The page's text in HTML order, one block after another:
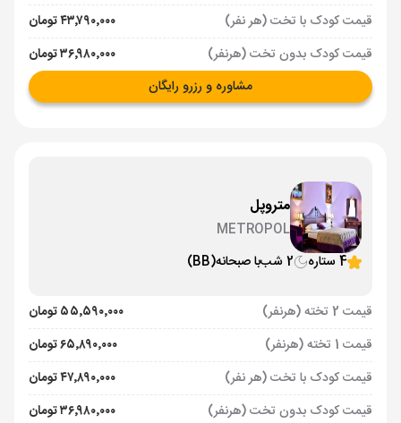
قیمت کودک با تخت (هر نفر)
۴۳٬۷۹۰٬۰۰۰ تومان
قیمت کودک بدون تخت (هرنفر)
۳۶٬۹۸۰٬۰۰۰ تومان
مشاوره و رزرو رایگان
متروپل
METROPOL
4 ستاره
2 شب با صبحانه(BB)
قیمت 2 تخته (هرنفر)
۵۵٬۵۹۰٬۰۰۰ تومان
قیمت 1 تخته (هرنفر)
۶۵٬۸۹۰٬۰۰۰ تومان
قیمت کودک با تخت (هر نفر)
۴۷٬۸۹۰٬۰۰۰ تومان
قیمت کودک بدون تخت (هرنفر)
۳۶٬۹۸۰٬۰۰۰ تومان